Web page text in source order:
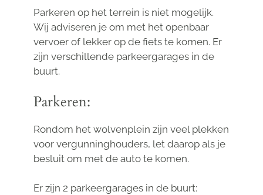
Parkeren op het terrein is niet mogelijk.
Wij adviseren je om met het openbaar
vervoer of lekker op de fiets te komen. Er
zijn verschillende parkeergarages in de
buurt.
Parkeren:
Rondom het wolvenplein zijn veel plekken
voor vergunninghouders, let daarop als je
besluit om met de auto te komen.
Er zijn 2 parkeergarages in de buurt: